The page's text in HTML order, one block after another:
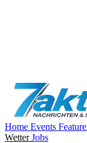
Home Events Feature
WetterJobs